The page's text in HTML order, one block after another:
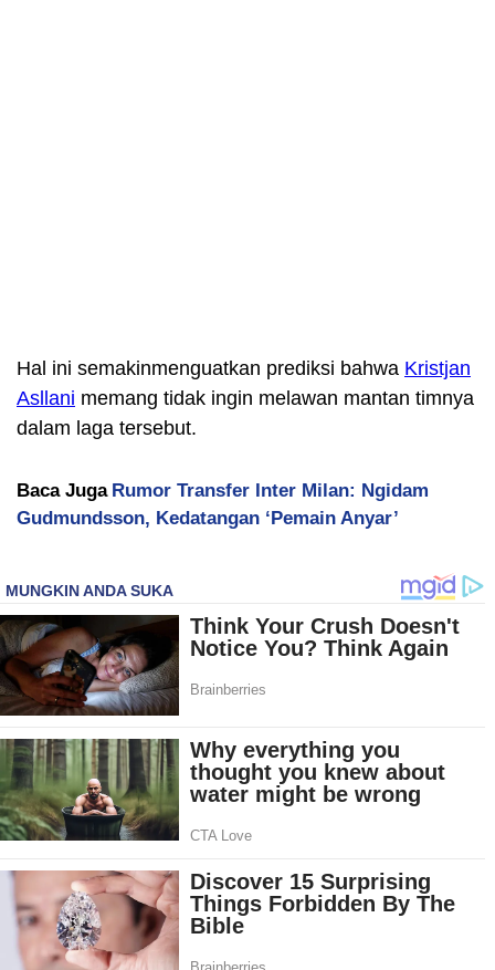
Hal ini semakinmenguatkan prediksi bahwa Kristjan
Asllani memang tidak ingin melawan mantan timnya
dalam laga tersebut.
Baca Juga Rumor Transfer Inter Milan: Ngidam
Gudmundsson, Kedatangan ‘Pemain Anyar’